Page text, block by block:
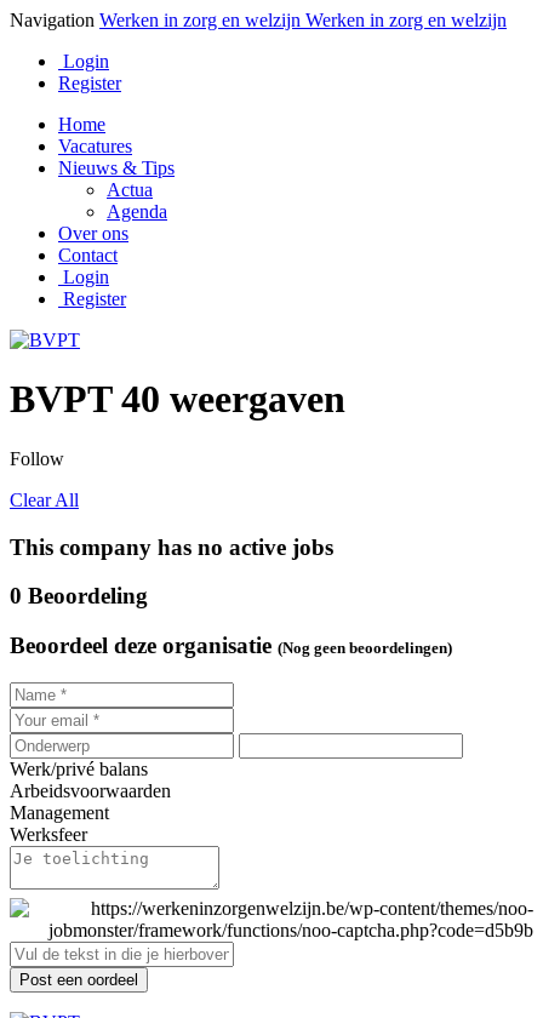
Navigation Werken in zorg en welzijn Werken in zorg en welzijn
Login
Register
Home
Vacatures
Nieuws & Tips
Actua
Agenda
Over ons
Contact
Login
Register
BVPT 40 weergaven
Follow
Clear All
This company has no active jobs
0 Beoordeling
Beoordeel deze organisatie (Nog geen beoordelingen)
Werk/privé balans
Arbeidsvoorwaarden
Management
Werksfeer
Post een oordeel